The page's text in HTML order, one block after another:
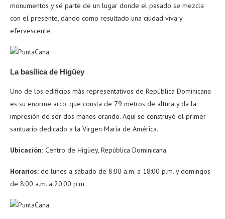
monumentos y sé parte de un lugar donde el pasado se mezcla
con el presente, dando como resultado una ciudad viva y
efervescente.
La basílica de Higüey
Uno de los edificios más representativos de República Dominicana
es su enorme arco, que consta de 79 metros de altura y da la
impresión de ser dos manos orando. Aquí se construyó el primer
santuario dedicado a la Virgen María de América.
Ubicación: Centro de Higüey, República Dominicana.
Horarios: de lunes a sábado de 8:00 a.m. a 18:00 p.m. y domingos
de 8:00 a.m. a 20:00 p.m.